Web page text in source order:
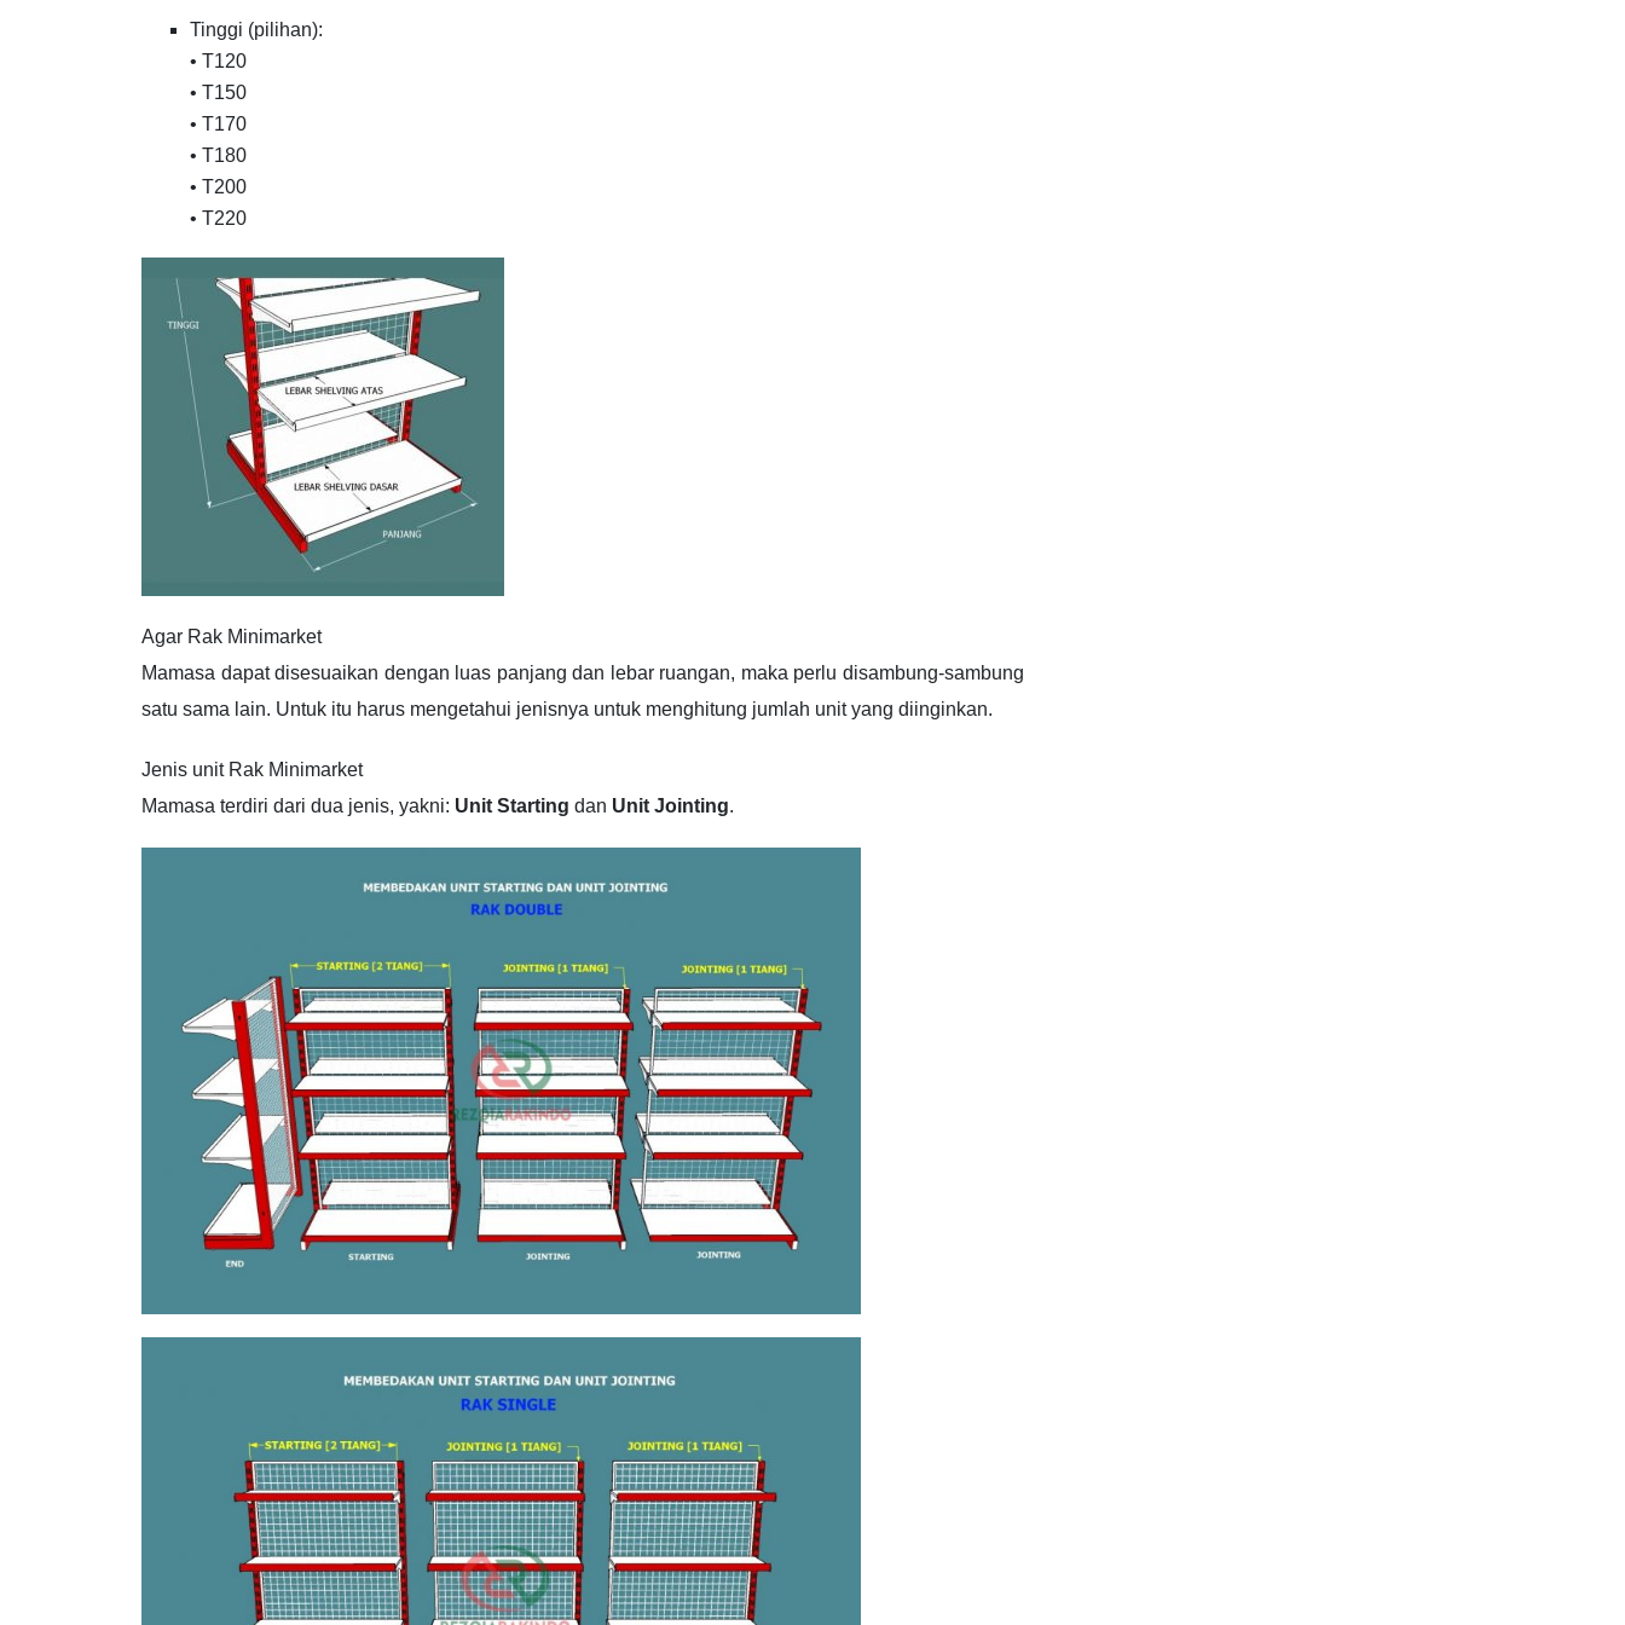
Tinggi (pilihan):
• T120
• T150
• T170
• T180
• T200
• T220
Agar Rak Minimarket
Mamasa dapat disesuaikan dengan luas panjang dan lebar ruangan, maka perlu disambung-sambung
satu sama lain. Untuk itu harus mengetahui jenisnya untuk menghitung jumlah unit yang diinginkan.
Jenis unit Rak Minimarket
Mamasa terdiri dari dua jenis, yakni: Unit Starting dan Unit Jointing.